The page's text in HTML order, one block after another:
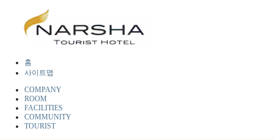
홈
사이트맵
COMPANY
ROOM
FACILITIES
COMMUNITY
TOURIST